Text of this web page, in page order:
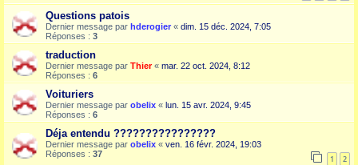
Questions patois
Dernier message par hderogier « dim. 15 déc. 2024, 7:05
Réponses : 3
traduction
Dernier message par Thier« mar. 22 oct. 2024, 8:12
Réponses : 6
Voituriers
Dernier message par obelix « lun. 15 avr. 2024, 9:45
Réponses : 6
Déja entendu ????????????????
Dernier message par obelix « ven. 16 févr. 2024, 19:03
Réponses : 37 1 2